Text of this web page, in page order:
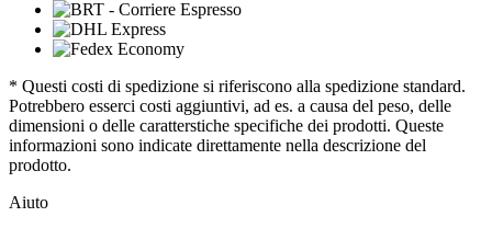
* Questi costi di spedizione si riferiscono alla spedizione standard.
Potrebbero esserci costi aggiuntivi, ad es. a causa del peso, delle
dimensioni o delle caratterstiche specifiche dei prodotti. Queste
informazioni sono indicate direttamente nella descrizione del
prodotto.
Aiuto